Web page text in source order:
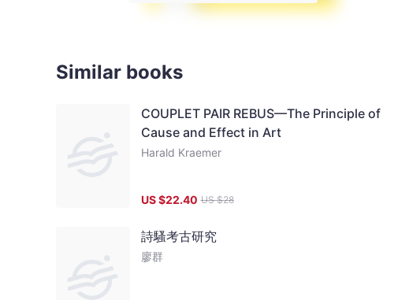
Similar books
COUPLET PAIR REBUS—The Principle of
Cause and Effect in Art
Harald Kraemer
US $22.40 US $28
詩騷考古研究
廖群